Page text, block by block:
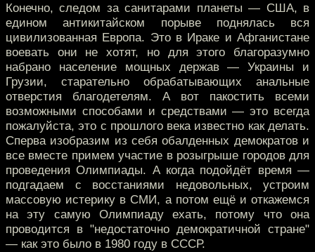
Конечно, следом за санитарами планеты — США, в
едином антикитайском порыве поднялась вся
цивилизованная Европа. Это в Ираке и Афганистане
воевать они не хотят, но для этого благоразумно
набрано население мощных держав — Украины и
Грузии, старательно обрабатывающих анальные
отверстия благодетелям. А вот пакостить всеми
возможными способами и средствами — это всегда
пожалуйста, это с прошлого века известно как делать.
Сперва изобразим из себя обалденных демократов и
все вместе примем участие в розыгрыше городов для
проведения Олимпиады. А когда подойдёт время —
подгадаем с восстаниями недовольных, устроим
массовую истерику в СМИ, а потом ещё и откажемся
на эту самую Олимпиаду ехать, потому что она
проводится в "недостаточно демократичной стране"
— как это было в 1980 году в СССР.